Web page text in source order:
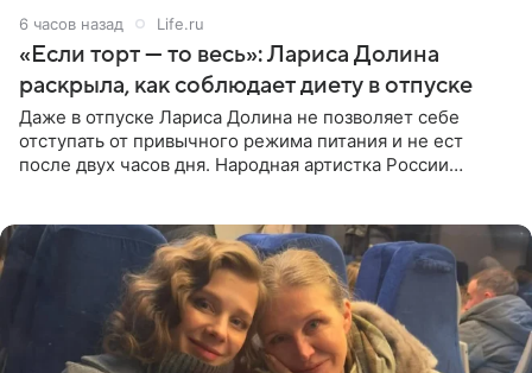
6 часов назад Life.ru
«Если торт — то весь»: Лариса Долина
раскрыла, как соблюдает диету в отпуске
Даже в отпуске Лариса Долина не позволяет себе
отступать от привычного режима питания и не ест
после двух часов дня. Народная артистка России